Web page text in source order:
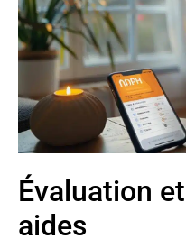
Évaluation
aides